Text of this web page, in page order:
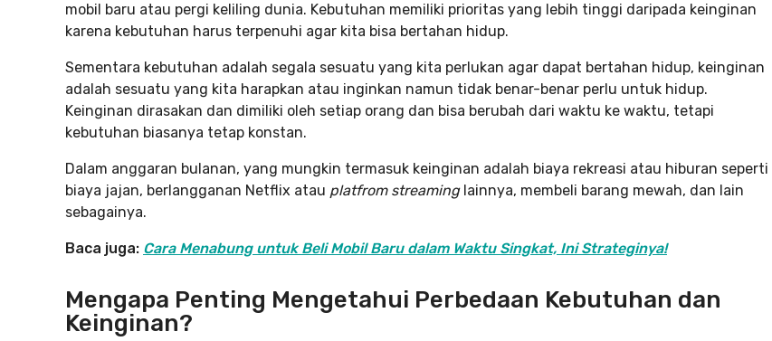
mobil baru atau pergi keliling dunia. Kebutuhan memiliki prioritas yang lebih tinggi daripada keinginan
karena kebutuhan harus terpenuhi agar kita bisa bertahan hidup.
Sementara kebutuhan adalah segala sesuatu yang kita perlukan agar dapat bertahan hidup, keinginan
adalah sesuatu yang kita harapkan atau inginkan namun tidak benar-benar perlu untuk hidup.
Keinginan dirasakan dan dimiliki oleh setiap orang dan bisa berubah dari waktu ke waktu, tetapi
kebutuhan biasanya tetap konstan.
Dalam anggaran bulanan, yang mungkin termasuk keinginan adalah biaya rekreasi atau hiburan seperti
biaya jajan, berlangganan Netflix atau platfrom streaminglainnya, membeli barang mewah, dan lain
sebagainya.
Baca juga: Cara Menabung untuk Beli Mobil Baru dalam Waktu Singkat, Ini Strateginya!
Mengapa Penting Mengetahui Perbedaan Kebutuhan dan
Keinginan?